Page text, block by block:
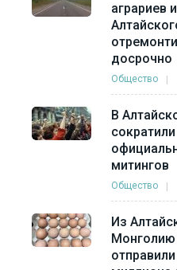
аграриев
досрочно
Общество
В
митингов
Общество
Из